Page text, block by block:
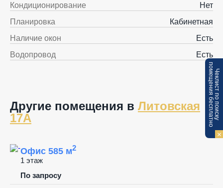
Кондиционирование
Нет
Планировка
Кабинетная
Наличие окон
Есть
Водопровод
Есть
Другие помещения в Литовская
17А
Офис 585 м2
1 этаж
По запросу
Ч
е
к
л
и
с
т
п
о
п
о
и
с
к
у
по
м
е
щ
е
н
и
я
б
е
с
п
л
а
т
н
о
×